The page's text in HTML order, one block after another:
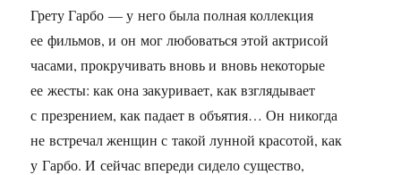
Грету Гарбо — у него была полная коллекция
ее фильмов, и он мог любоваться этой актрисой
часами, прокручивать вновь и вновь некоторые
ее жесты: как она закуривает, как взглядывает
с презрением, как падает в объятия… Он никогда
не встречал женщин с такой лунной красотой, как
у Гарбо. И сейчас впереди сидело существо,